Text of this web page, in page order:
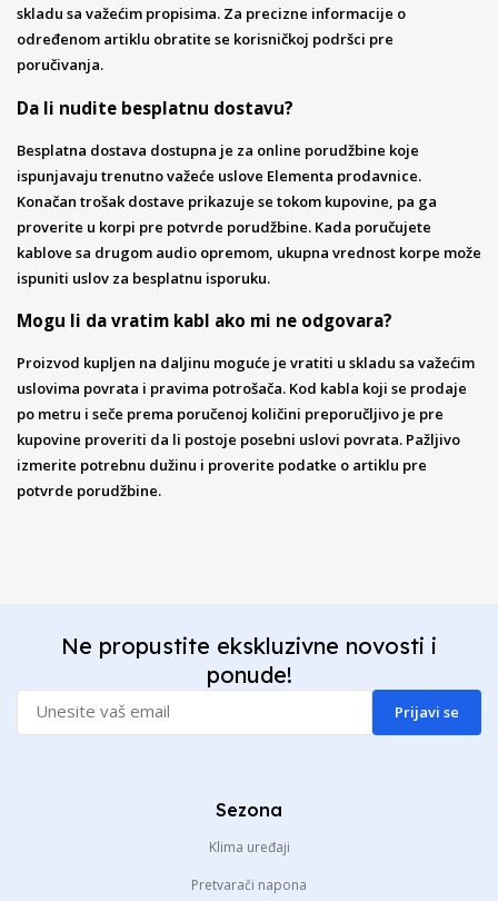
skladu sa važećim propisima. Za precizne informacije o
određenom artiklu obratite se korisničkoj podršci pre
poručivanja.
Da li nudite besplatnu dostavu?
Besplatna dostava dostupna je za online porudžbine koje
ispunjavaju trenutno važeće uslove Elementa prodavnice.
Konačan trošak dostave prikazuje se tokom kupovine, pa ga
proverite u korpi pre potvrde porudžbine. Kada poručujete
kablove sa drugom audio opremom, ukupna vrednost korpe može
ispuniti uslov za besplatnu isporuku.
Mogu li da vratim kabl ako mi ne odgovara?
Proizvod kupljen na daljinu moguće je vratiti u skladu sa važećim
uslovima povrata i pravima potrošača. Kod kabla koji se prodaje
po metru i seče prema poručenoj količini preporučljivo je pre
kupovine proveriti da li postoje posebni uslovi povrata. Pažljivo
izmerite potrebnu dužinu i proverite podatke o artiklu pre
potvrde porudžbine.
Ne propustite ekskluzivne novosti i
ponude!
Prijavi se
Sezona
Klima uređaji
Pretvarači napona